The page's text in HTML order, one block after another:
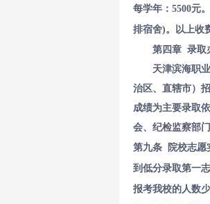
每学年：5500元
排宿舍)。以上收
第四章 录取
天津滨海职
治区、直辖市）
成绩为主要录取
会、纪检监察部
第九条 院校志愿
到低分录取第一
报考我校的人数